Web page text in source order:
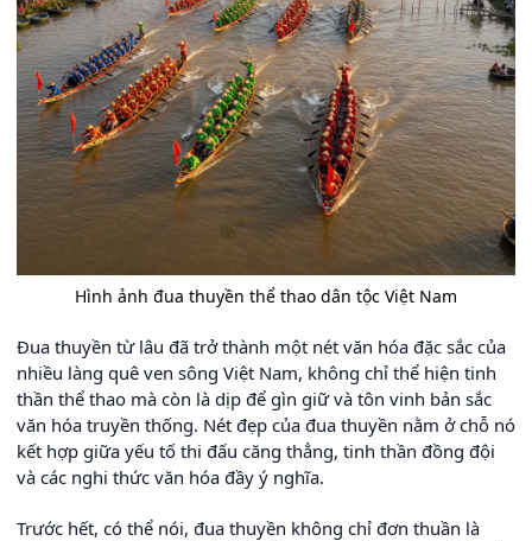
Hình ảnh đua thuyền thể thao dân tộc Việt Nam
Đua thuyền từ lâu đã trở thành một nét văn hóa đặc sắc của
nhiều làng quê ven sông Việt Nam, không chỉ thể hiện tinh
thần thể thao mà còn là dịp để gìn giữ và tôn vinh bản sắc
văn hóa truyền thống. Nét đẹp của đua thuyền nằm ở chỗ nó
kết hợp giữa yếu tố thi đấu căng thẳng, tinh thần đồng đội
và các nghi thức văn hóa đầy ý nghĩa.
Trước hết, có thể nói, đua thuyền không chỉ đơn thuần là